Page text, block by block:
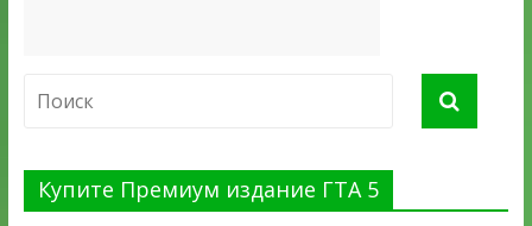
Купите Премиум издание ГТА 5